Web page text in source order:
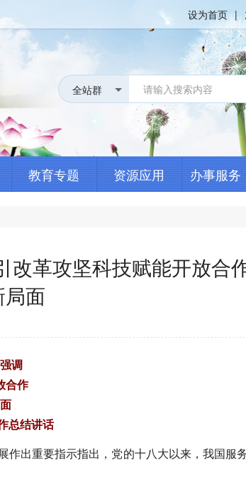
设为首页 |
全站群
教育专题 资源应用 办事服务
改革攻坚科技赋能开放合
面
调
合作
总结讲话
出重要指示指出，党的十八大以来，我国服